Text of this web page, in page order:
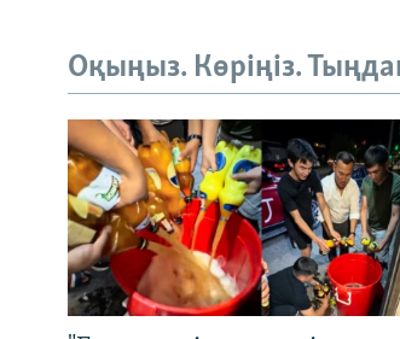
Оқыңыз. Көріңіз.